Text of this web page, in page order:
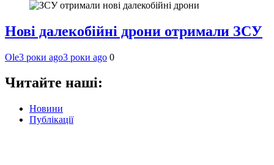
Нові далекобійні дрони отримали ЗСУ
Ole3 роки ago3 роки ago 0
Читайте наші:
Новини
Публікації